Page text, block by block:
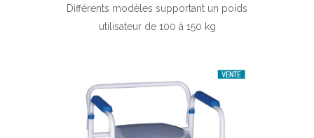
Différents modèles supportant un poids
utilisateur de 100 à 150 kg